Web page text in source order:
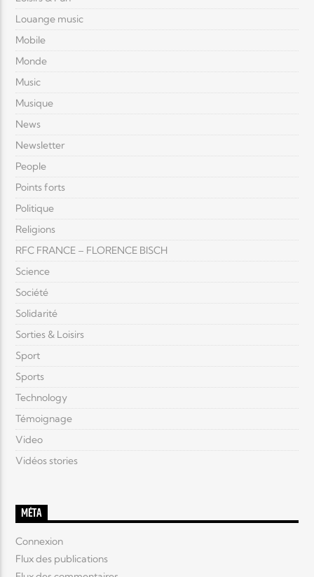
Louange music
Mobile
Monde
Music
Musique
News
Newsletter
People
Points forts
Politique
Religions
RFC FRANCE – FLORENCE BISCH
Science
Société
Solidarité
Sorties & Loisirs
Sport
Sports
Technology
Témoignage
Video
Vidéos stories
MÉTA
Connexion
Flux des publications